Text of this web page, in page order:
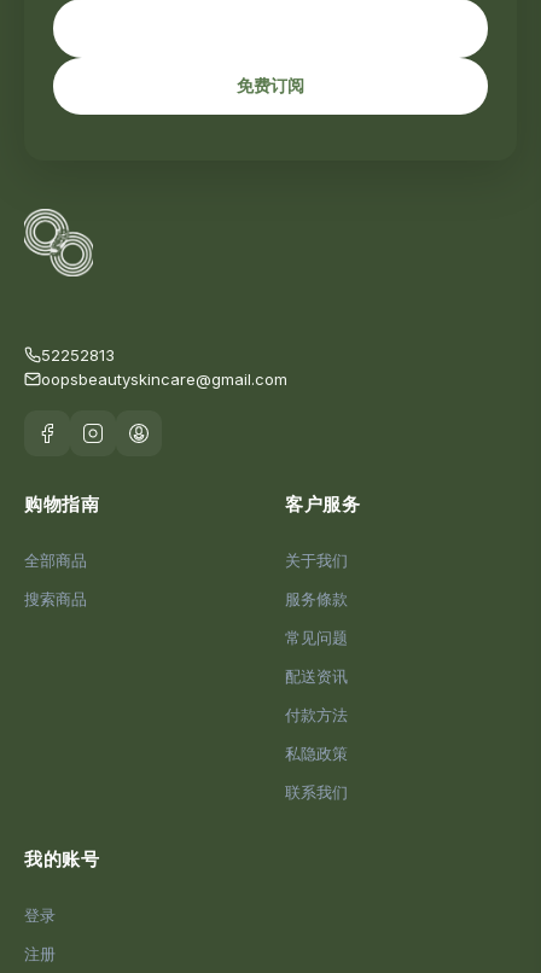
免费订阅
52252813
oopsbeautyskincare@gmail.com
购物指南
全部商品
搜索商品
客户服务
关于我们
服务條款
常见问题
配送资讯
付款方法
私隐政策
联系我们
我的账号
登录
注册